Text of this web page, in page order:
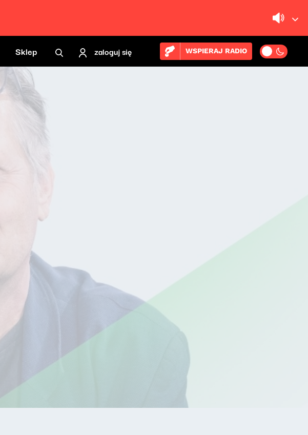
Sklep zaloguj się WSPIERAJ RADIO